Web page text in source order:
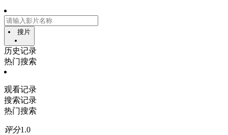
搜片
历史记录
热门搜索
观看记录
搜索记录
热门搜索
评分1.0